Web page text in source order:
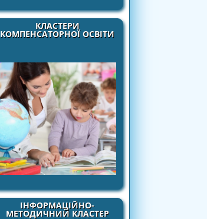
КЛАСТЕРИ
КОМПЕНСАТОРНОЇ ОСВІТИ
ІНФОРМАЦІЙНО-
МЕТОДИЧНИЙ КЛАСТЕР